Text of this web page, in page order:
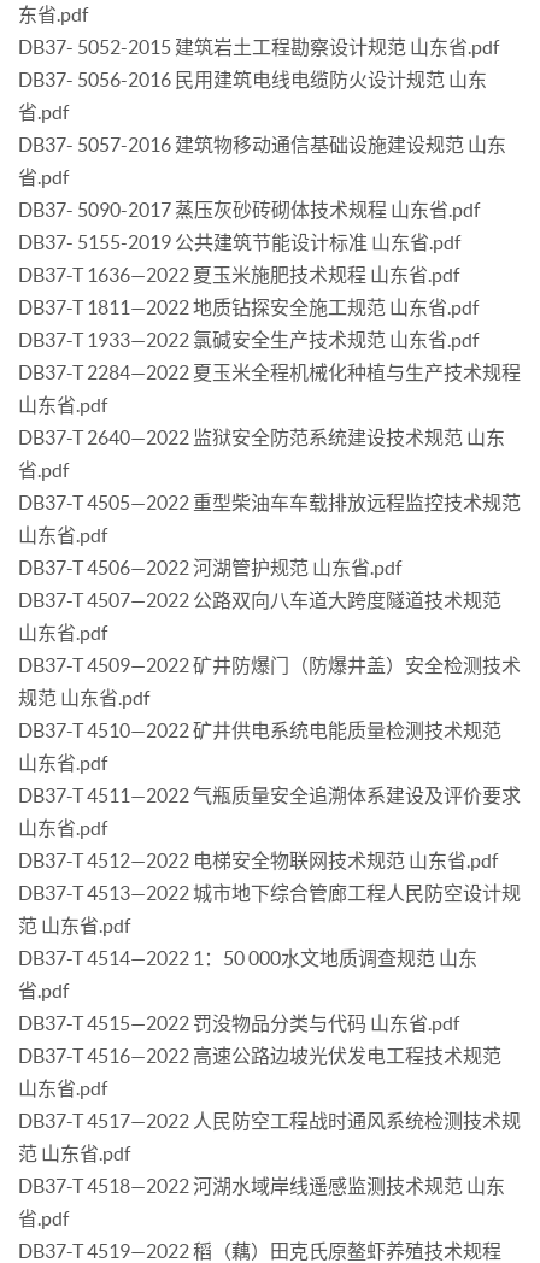
东省.pdf
DB37- 5052-2015 建筑岩土工程勘察设计规范 山东省.pdf
DB37- 5056-2016 民用建筑电线电缆防火设计规范 山东
省.pdf
DB37- 5057-2016 建筑物移动通信基础设施建设规范 山东
省.pdf
DB37- 5090-2017 蒸压灰砂砖砌体技术规程 山东省.pdf
DB37- 5155-2019 公共建筑节能设计标准 山东省.pdf
DB37-T 1636—2022 夏玉米施肥技术规程 山东省.pdf
DB37-T 1811—2022 地质钻探安全施工规范 山东省.pdf
DB37-T 1933—2022 氯碱安全生产技术规范 山东省.pdf
DB37-T 2284—2022 夏玉米全程机械化种植与生产技术规程
山东省.pdf
DB37-T 2640—2022 监狱安全防范系统建设技术规范 山东
省.pdf
DB37-T 4505—2022 重型柴油车车载排放远程监控技术规范
山东省.pdf
DB37-T 4506—2022 河湖管护规范 山东省.pdf
DB37-T 4507—2022 公路双向八车道大跨度隧道技术规范
山东省.pdf
DB37-T 4509—2022 矿井防爆门（防爆井盖）安全检测技术
规范 山东省.pdf
DB37-T 4510—2022 矿井供电系统电能质量检测技术规范
山东省.pdf
DB37-T 4511—2022 气瓶质量安全追溯体系建设及评价要求
山东省.pdf
DB37-T 4512—2022 电梯安全物联网技术规范 山东省.pdf
DB37-T 4513—2022 城市地下综合管廊工程人民防空设计规
范 山东省.pdf
DB37-T 4514—2022 1：50 000水文地质调查规范 山东
省.pdf
DB37-T 4515—2022 罚没物品分类与代码 山东省.pdf
DB37-T 4516—2022 高速公路边坡光伏发电工程技术规范
山东省.pdf
DB37-T 4517—2022 人民防空工程战时通风系统检测技术规
范 山东省.pdf
DB37-T 4518—2022 河湖水域岸线遥感监测技术规范 山东
省.pdf
DB37-T 4519—2022 稻（藕）田克氏原鳌虾养殖技术规程